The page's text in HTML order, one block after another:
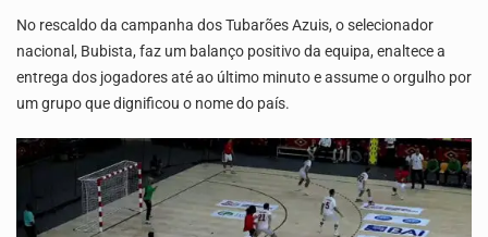
No rescaldo da campanha dos Tubarões Azuis, o selecionador
nacional, Bubista, faz um balanço positivo da equipa, enaltece a
entrega dos jogadores até ao último minuto e assume o orgulho por
um grupo que dignificou o nome do país.